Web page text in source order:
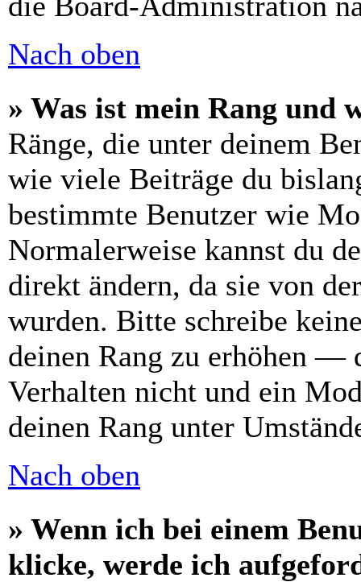
Nach oben
» Was ist mein Rang und
Ränge, die unter deinem
wie viele Beiträge du
bestimmte Benutzer wie
Normalerweise kannst du
direkt ändern, da sie von
wurden. Bitte schreibe
deinen Rang zu erhöhen —
Verhalten nicht und ein
deinen Rang unter
Nach oben
» Wenn ich bei einem
klicke, werde ich